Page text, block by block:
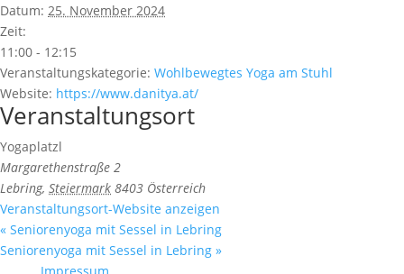
Datum: 25. November 2024
Zeit:
11:00 - 12:15
Veranstaltungskategorie: Wohlbewegtes Yoga am Stuhl
Website: https://www.danitya.at/
Veranstaltungsort
Yogaplatzl
Margarethenstraße 2
Lebring, Steiermark 8403 Österreich
Veranstaltungsort-Website anzeigen
« Seniorenyoga mit Sessel in Lebring
Seniorenyoga mit Sessel in Lebring »